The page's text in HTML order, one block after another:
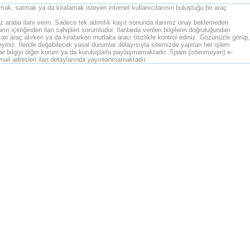
satmak ya da kiralamak isteyen internet kullanıcılarının buluştuğu bir araç
ilanı verin. Sadece tek adımlık kayıt sonunda ilanınız onay beklemeden
içeriğinden ilan sahipleri sorumludur. İlanlarda verilen bilgilerin doğruluğundan
araç alırken ya da kiralarken mutlaka aracı titizlikle kontrol ediniz. Gözünüzle görüp,
İleride doğabilecek yasal durumlar dolayısıyla sitemizde yapılan her işlem
bilgiyi diğer kurum ya da kuruluşlarla paylaşmamaktadır. Spam (istenmeyen) e-
adresleri ilan detaylarında yayınlanmamaktadır.